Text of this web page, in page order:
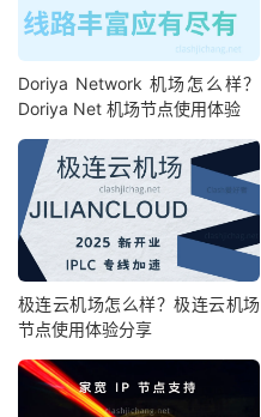
Doriya Network 机场怎么样？
Doriya Net 机场节点使用体验
极连云机场怎么样？极连云机场
节点使用体验分享